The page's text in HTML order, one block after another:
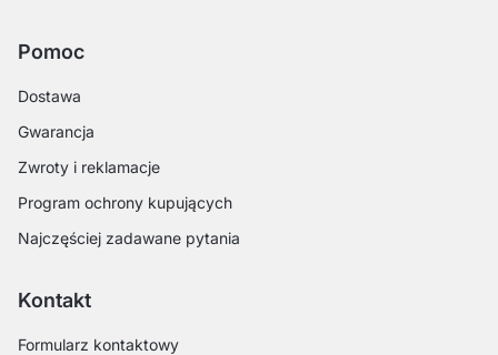
Pomoc
Dostawa
Gwarancja
Zwroty i reklamacje
Program ochrony kupujących
Najczęściej zadawane pytania
Kontakt
Formularz kontaktowy